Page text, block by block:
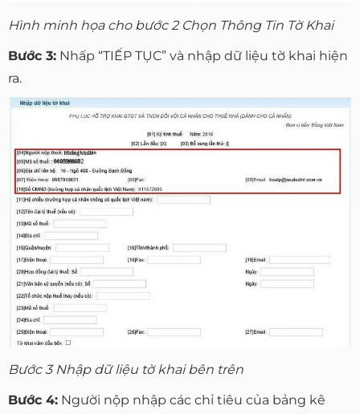
Hình minh họa cho bước 2 Chọn Thông Tin Tờ Khai
Bước 3: Nhấp “TIẾP TỤC” và nhập dữ liệu tờ khai hiện
ra.
Bước 3 Nhập dữ liệu tờ khai bên trên
Bước 4: Người nộp nhập các chỉ tiêu của bảng kê